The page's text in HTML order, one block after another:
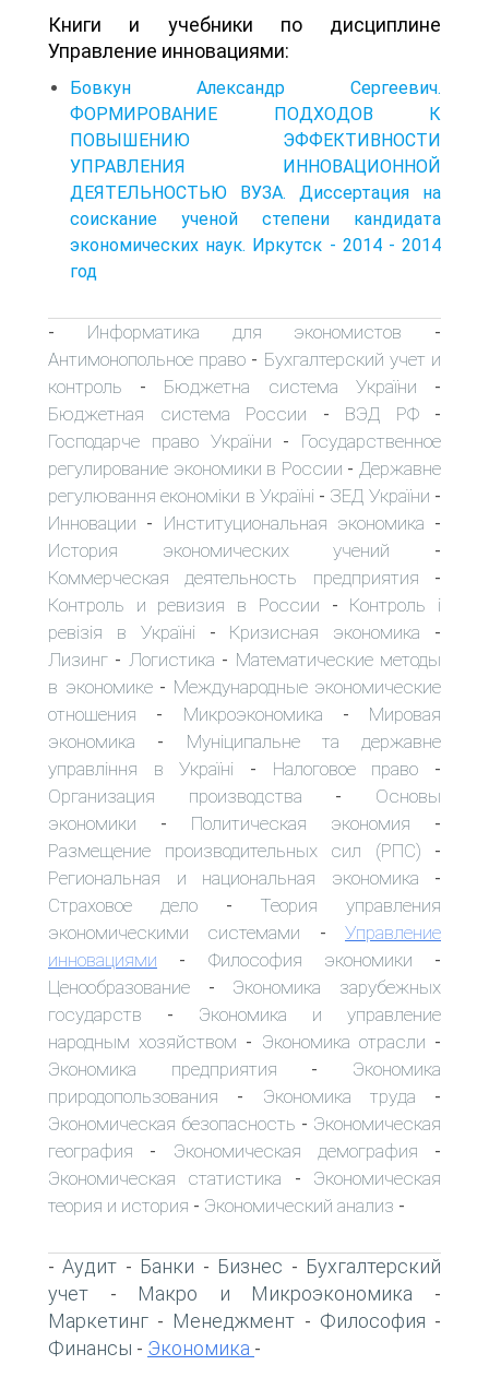
Книги и учебники по дисциплине
Управление инновациями:
Бовкун Александр Сергеевич.
ФОРМИРОВАНИЕ ПОДХОДОВ К
ПОВЫШЕНИЮ ЭФФЕКТИВНОСТИ
УПРАВЛЕНИЯ ИННОВАЦИОННОЙ
ДЕЯТЕЛЬНОСТЬЮ ВУЗА. Диссертация на
соискание ученой степени кандидата
экономических наук. Иркутск - 2014 - 2014
год
- Информатика для экономистов -
Антимонопольное право - Бухгалтерский учет и
контроль - Бюджетна система України -
Бюджетная система России - ВЭД РФ-
Господарче право України - Государственное
регулирование экономики в России - Державне
регулювання економіки в Україні - ЗЕД України -
Инновации - Институциональная экономика -
История экономических учений -
Коммерческая деятельность предприятия -
Контроль и ревизия в России - Контроль і
ревізія в Україні - Кризисная экономика -
Лизинг - Логистика - Математические методы
в экономике - Международные экономические
отношения - Микроэкономика - Мировая
экономика - Муніципальне та державне
управління в Україні - Налоговое право -
Организация производства - Основы
экономики - Политическая экономия -
Размещение производительных сил (РПС) -
Региональная и национальная экономика -
Страховое дело- Теория управления
экономическими системами -Управление
инновациями - Философия экономики -
Ценообразование - Экономика зарубежных
государств - Экономика и управление
народным хозяйством - Экономика отрасли -
Экономика предприятия - Экономика
природопользования - Экономика труда -
Экономическая безопасность - Экономическая
география - Экономическая демография -
Экономическая статистика - Экономическая
теория и история - Экономический анализ -
-Аудит - Банки - Бизнес - Бухгалтерский
учет - Макро и Микроэкономика -
Маркетинг - Менеджмент - Философия -
Финансы - Экономика -